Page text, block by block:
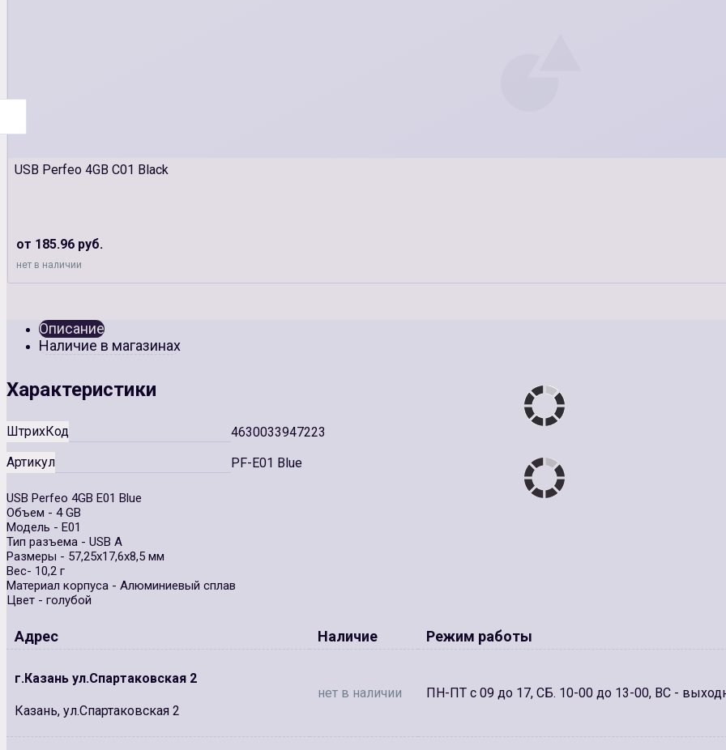
USB Perfeo 4GB C01 Black
от 185.96 руб.
нет в наличии
Описание
Наличие в магазинах
Характеристики
ШтрихКод
4630033947223
Артикул
PF-E01 Blue
USB Perfeo 4GB E01 Blue
Объем - 4 GB
Модель - E01
Тип разъема - USB A
Размеры - 57,25х17,6х8,5 мм
Вес- 10,2 г
Материал корпуса - Алюминиевый сплав
Цвет - голубой
Адрес Наличие Режим работы
г.Казань ул.Спартаковская 2
Казань, ул.Спартаковская 2
нет в наличии ПН-ПТ с 09 до 17, СБ. 10-00 до 13-00, ВС -